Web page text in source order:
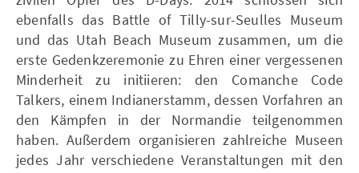
ebenfalls das Battle of Tilly-sur-Seulles Museum
und das Utah Beach Museum zusammen, um die
erste Gedenkzeremonie zu Ehren einer vergessenen
Minderheit zu initiieren: den Comanche Code
Talkers, einem Indianerstamm, dessen Vorfahren an
den Kämpfen in der Normandie teilgenommen
haben. Außerdem organisieren zahlreiche Museen
jedes Jahr verschiedene Veranstaltungen mit den